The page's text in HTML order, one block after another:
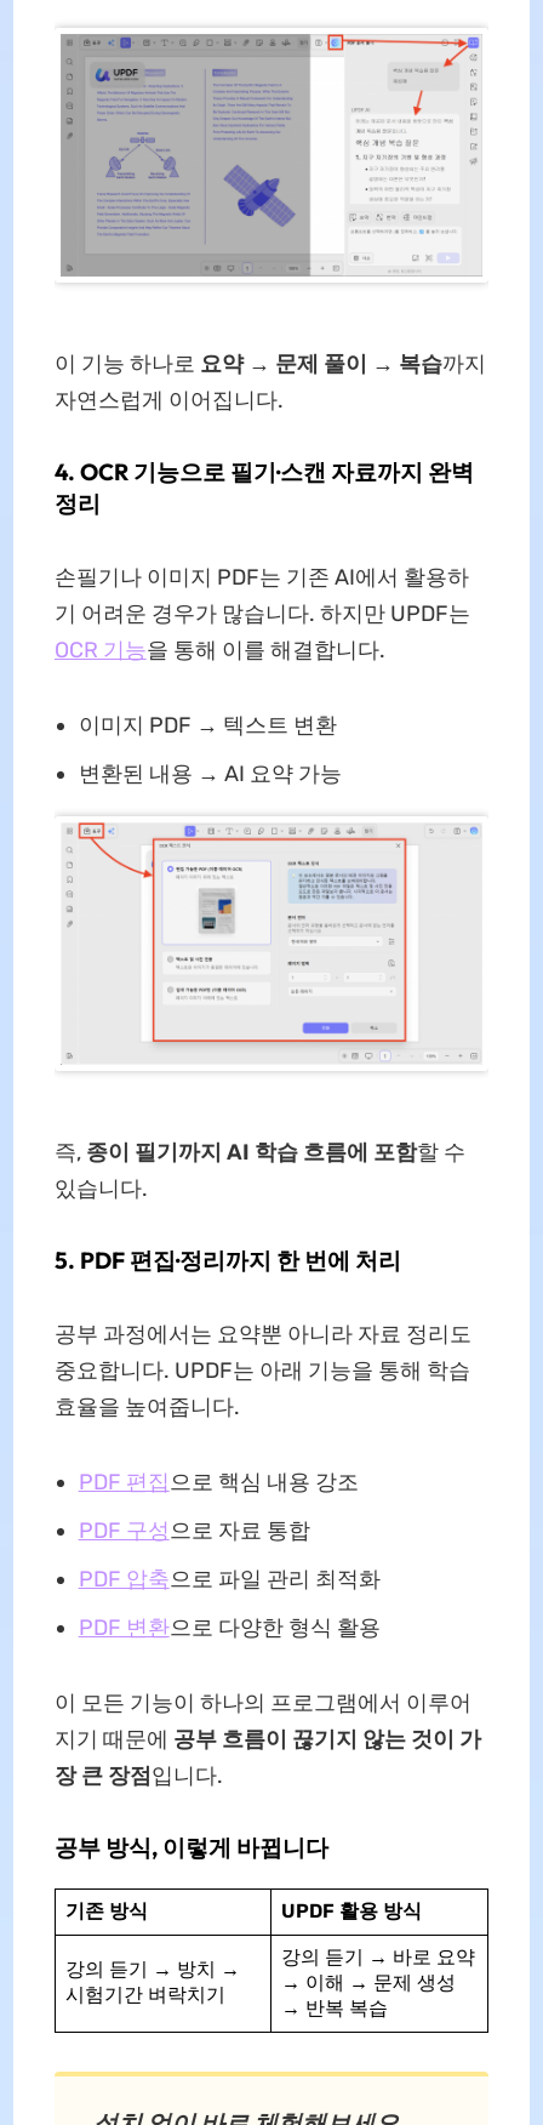
이 기능 하나로 요약 → 문제 풀이 → 복습까지
자연스럽게 이어집니다.
4. OCR 기능으로 필기·스캔 자료까지 완벽
정리
손필기나 이미지 PDF는 기존 AI에서 활용하
기 어려운 경우가 많습니다. 하지만 UPDF는
OCR 기능을 통해 이를 해결합니다.
이미지 PDF → 텍스트 변환
변환된 내용 → AI 요약 가능
즉, 종이 필기까지 AI 학습 흐름에 포함할 수
있습니다.
5. PDF 편집·정리까지 한 번에 처리
공부 과정에서는 요약뿐 아니라 자료 정리도
중요합니다. UPDF는 아래 기능을 통해 학습
효율을 높여줍니다.
PDF 편집으로 핵심 내용 강조
PDF 구성으로 자료 통합
PDF 압축으로 파일 관리 최적화
PDF 변환으로 다양한 형식 활용
이 모든 기능이 하나의 프로그램에서 이루어
지기 때문에 공부 흐름이 끊기지 않는 것이 가
장 큰 장점 입니다.
공부 방식, 이렇게 바뀝니다
기존 방식 UPDF 활용 방식
강의 듣기 → 방치 →
시험기간 벼락치기
강의 듣기 → 바로 요약
→ 이해 → 문제 생성
→ 반복 복습